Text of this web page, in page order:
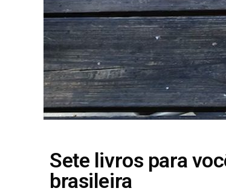
Sete livros para
brasileira